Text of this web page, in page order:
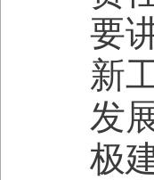
要
新
发
极